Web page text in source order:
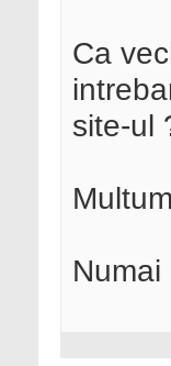
Ca
site-ul
Numai